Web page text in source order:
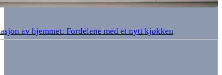
av hjemmet: Fordelene med et nytt kjøkken